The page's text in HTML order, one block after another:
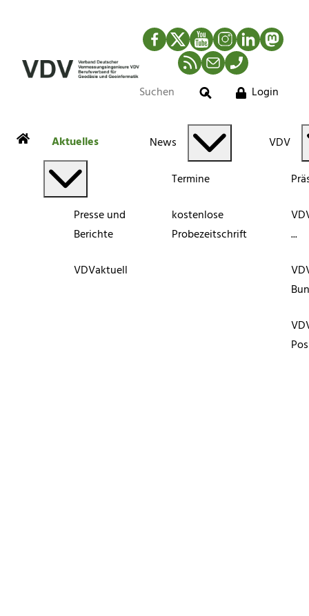
Facebook
TwitterYouTubeInstagram
LinkedIn
RSS-Newsfeed
MailTelefon
Suche
Login
Aktuelles
Presse und
Berichte
VDVaktuell
News
Termine
kostenlose
Probezeitschrift
VDV
...